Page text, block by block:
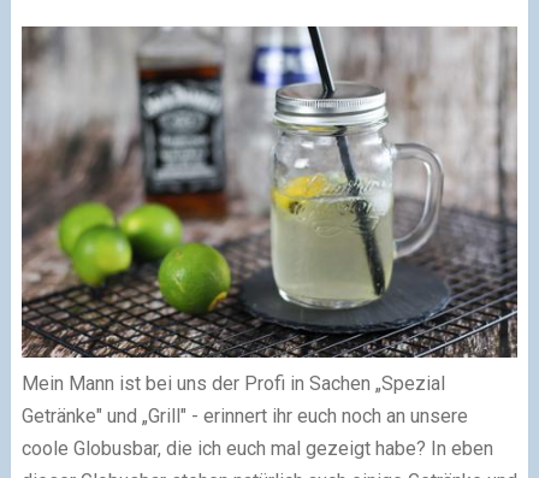
Mein Mann ist bei uns der Profi in Sachen „Spezial
Getränke" und „Grill" - erinnert ihr euch noch an unsere
coole Globusbar, die ich euch mal gezeigt habe? In eben